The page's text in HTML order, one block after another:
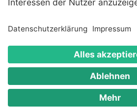
Alle genannten Produkte und
Warenzeichen der
Copyright © 2008 - 2026 Toys
Rechte